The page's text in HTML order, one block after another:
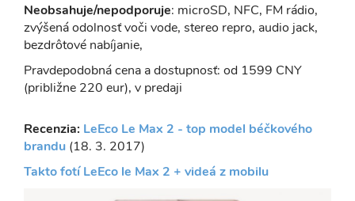
Neobsahuje/nepodporuje: microSD, NFC, FM rádio,
zvýšená odolnosť voči vode, stereo repro, audio jack,
bezdrôtové nabíjanie,
Pravdepodobná cena a dostupnosť: od 1599 CNY
(približne 220 eur), v predaji
Recenzia: LeEco Le Max 2 - top model béčkového
brandu (18. 3. 2017)
Takto fotí LeEco le Max 2 + videá z mobilu